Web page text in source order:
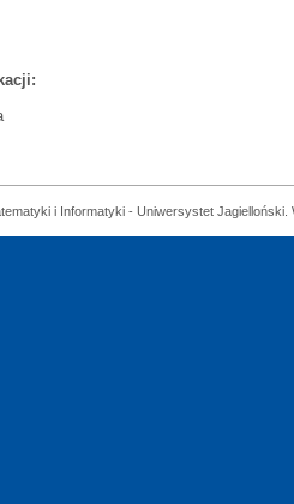
i Informatyki - Uniwersystet